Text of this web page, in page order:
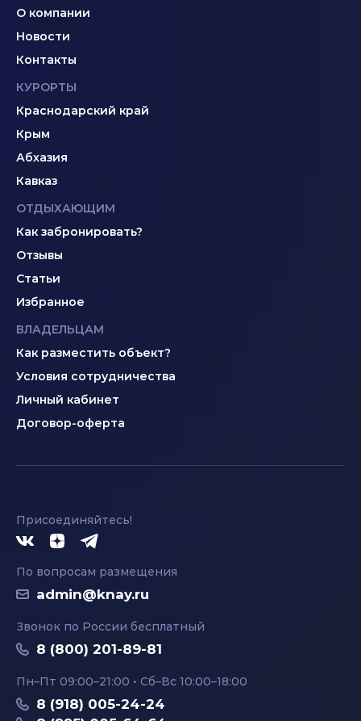
О компании
Новости
Контакты
КУРОРТЫ
Краснодарский край
Крым
Абхазия
Кавказ
ОТДЫХАЮЩИМ
Как забронировать?
Отзывы
Статьи
Избранное
ВЛАДЕЛЬЦАМ
Как разместить объект?
Условия сотрудничества
Личный кабинет
Договор-оферта
Присоединяйтесь!
По вопросам размещения
admin@knay.ru
Звонок по России бесплатный
8 (800) 201-89-81
Пн–Пт 09:00–21:00 • Сб–Вс 10:00–18:00
8 (918) 005-24-24